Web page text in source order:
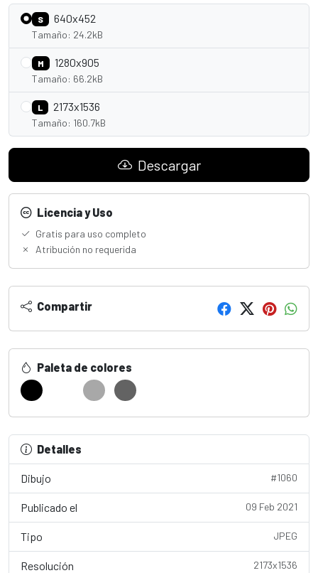
S 640x452
Tamaño: 24.2kB
M 1280x905
Tamaño: 66.2kB
L 2173x1536
Tamaño: 160.7kB
Descargar
Licencia y Uso
Gratis para uso completo
Atribución no requerida
Compartir
Paleta de colores
Detalles
Dibujo #1060
Publicado el 09 Feb 2021
Tipo JPEG
Resolución 2173x1536